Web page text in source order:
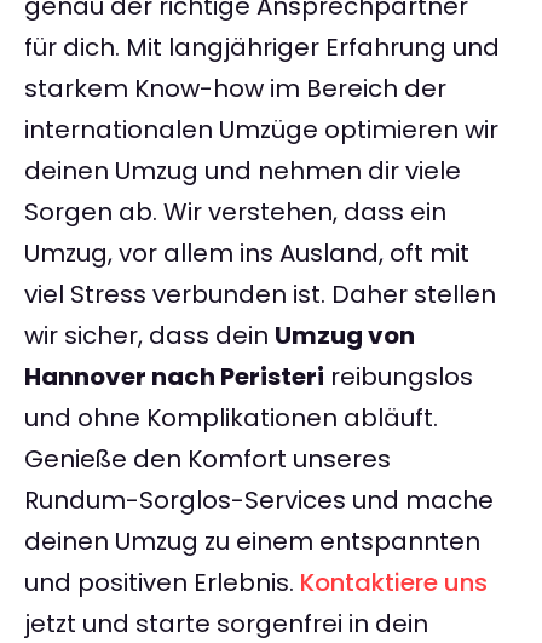
für dich. Mit langjähriger Erfahrung und
starkem Know-how im Bereich der
internationalen Umzüge optimieren wir
deinen Umzug und nehmen dir viele
Sorgen ab. Wir verstehen, dass ein
Umzug, vor allem ins Ausland, oft mit
viel Stress verbunden ist. Daher stellen
wir sicher, dass dein Umzug von
Hannover nach Peristeri reibungslos
und ohne Komplikationen abläuft.
Genieße den Komfort unseres
Rundum-Sorglos-Services und mache
deinen Umzug zu einem entspannten
und positiven Erlebnis. Kontaktiere uns
jetzt und starte sorgenfrei in dein